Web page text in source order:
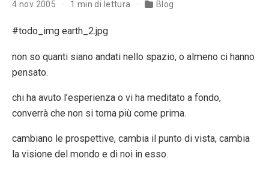
4 nov 2005 1 min di lettura Blog
#todo_img earth_2.jpg
non so quanti siano andati nello spazio, o almeno ci hanno
pensato.
chi ha avuto l’esperienza o vi ha meditato a fondo,
converrà che non si torna più come prima.
cambiano le prospettive, cambia il punto di vista, cambia
la visione del mondo e di noi in esso.